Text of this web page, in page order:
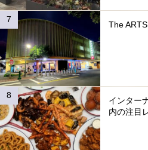
The
インター
内の注目